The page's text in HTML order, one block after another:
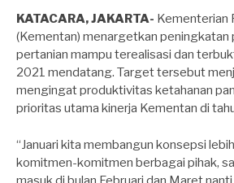
KATACARA, JAKARTA- Kementerian
(Kementan) menargetkan
pertanian mampu terealisasi dan
2021 mendatang. Target tersebut
mengingat produktivitas ketahanan
prioritas utama kinerja Kementan di
“Januari kita membangun konsepsi
komitmen-komitmen berbagai pihak,